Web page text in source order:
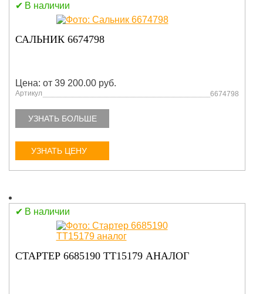
В наличии
САЛЬНИК 6674798
Цена: от 39 200.00 руб.
Артикул 6674798
УЗНАТЬ БОЛЬШЕ
УЗНАТЬ ЦЕНУ
В наличии
СТАРТЕР 6685190 TT15179 АНАЛОГ